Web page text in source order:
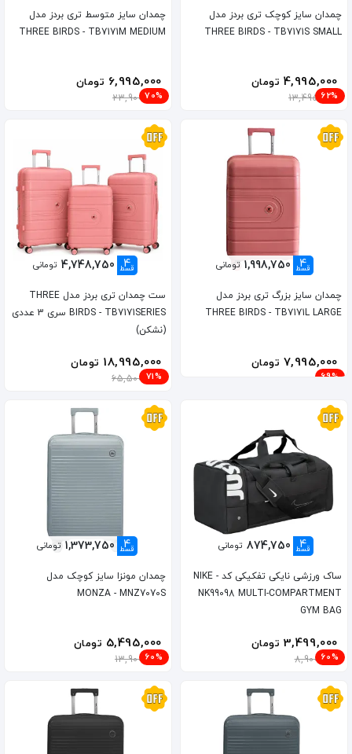
چمدان سایز کوچک تری بردز مدل
THREE BIRDS - TB7171S SMALL
4,995,000 تومان
13,495,000
62%
چمدان سایز متوسط تری بردز مدل
THREE BIRDS - TB7171M MEDIUM
6,995,000 تومان
23,900,000
70%
4
قسط 1,998,750 تومانی
چمدان سایز بزرگ تری بردز مدل
THREE BIRDS - TB7171L LARGE
7,995,000 تومان
69%
4
قسط 4,748,750 تومانی
ست چمدان تری بردز مدل THREE
BIRDS - TB7171SERIES سری 3 عددی
(نشکن)
18,995,000 تومان
65,500,000
71%
4
قسط 874,750 تومانی
ساک ورزشی نایکی تفکیکی کد NIKE -
NK99098 MULTI-COMPARTMENT
GYM BAG
3,499,000 تومان
8,900,000
60%
4
قسط 1,373,750 تومانی
چمدان مونزا سایز کوچک مدل
MONZA - MNZ7070S
5,495,000 تومان
13,900,000
60%